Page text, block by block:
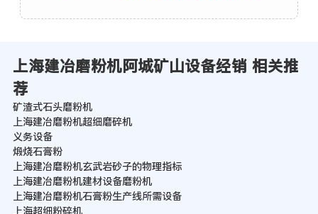
上海建冶磨粉机阿城矿山设备经销 相关推
荐
矿渣式石头磨粉机
上海建冶磨粉机超细磨碎机
义务设备
煅烧石膏粉
上海建冶磨粉机玄武岩砂子的物理指标
上海建冶磨粉机建材设备磨粉机
上海建冶磨粉机石膏粉生产线所需设备